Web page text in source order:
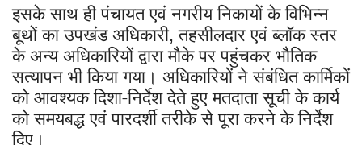
इसके साथ ही पंचायत एवं नगरीय निकायों के विभिन्न
बूथों का उपखंड अधिकारी,तहसीलदार एवं ब्लॉक स्तर
के अन्य अधिकारियों द्वारा मौके पर पहुंचकर भौतिक
सत्यापन भी किया गया। अधिकारियों ने संबंधित कार्मिकों
को आवश्यक दिशा-निर्देश देते हुए मतदाता सूची के कार्य
को समयबद्ध एवं पारदर्शी तरीके से पूरा करने के निर्देश
दिए।